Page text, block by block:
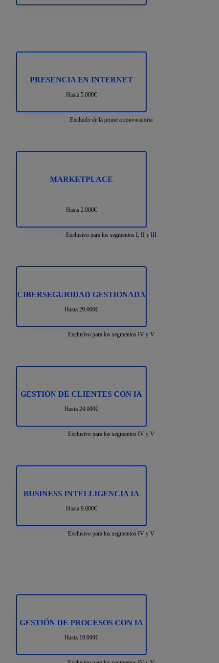
PRESENCIA EN INTERNET
Hasta 5.000€
Excluido de la primera convocatoria
MARKETPLACE
Hasta 2.000€
Exclusivo para los segmentos I, II y III
CIBERSEGURIDAD GESTIONADA
Hasta 29.000€
Exclusivo para los segmentos IV y V
GESTIÓN DE CLIENTES CON IA
Hasta 24.000€
Exclusivo para los segmentos IV y V
BUSINESS INTELLIGENCIA IA
Hasta 9.000€
Exclusivo para los segmentos IV y V
GESTIÓN DE PROCESOS CON IA
Hasta 19.000€